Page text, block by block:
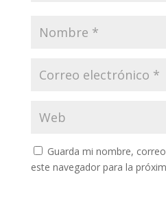
Guarda mi nombre,
este navegador para la